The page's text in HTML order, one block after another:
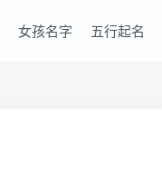
女孩名字 五行起名